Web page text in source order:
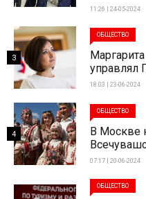
11:26 | 24-05-2024
ОБЩЕСТВО
управлял
18:03 | 23-06-2024
3
ОБЩЕСТВО
В Москве
07:17 | 20-06-2024
4
ОБЩЕСТВО